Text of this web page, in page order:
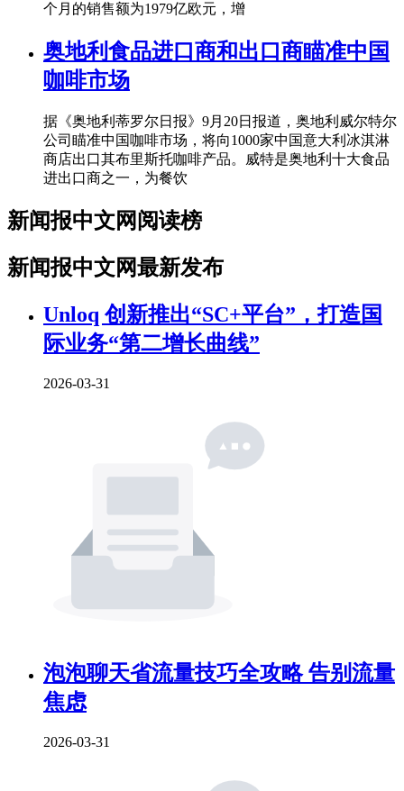
个月的销售额为1979亿欧元，增
奥地利食品进口商和出口商瞄准中国
咖啡市场
据《奥地利蒂罗尔日报》9月20日报道，奥地利威尔特尔
公司瞄准中国咖啡市场，将向1000家中国意大利冰淇淋
商店出口其布里斯托咖啡产品。威特是奥地利十大食品
进出口商之一，为餐饮
新闻报中文网阅读榜
新闻报中文网最新发布
Unloq 创新推出“SC+平台”，打造国
际业务“第二增长曲线”
2026-03-31
泡泡聊天省流量技巧全攻略 告别流量
焦虑
2026-03-31